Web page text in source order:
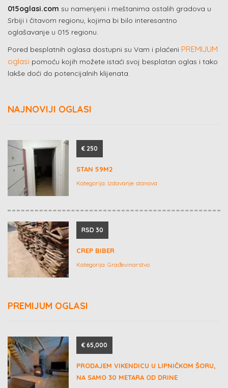
015oglasi.com su namenjeni i meštanima ostalih gradova u
Srbiji i čitavom regionu, kojima bi bilo interesantno
oglašavanje u 015 regionu.
Pored besplatnih oglasa dostupni su Vam i plaćeni PREMIJUM
oglasi pomoću kojih možete istaći svoj besplatan oglas i tako
lakše doći do potencijalnih klijenata.
NAJNOVIJI OGLASI
€ 250
STAN 59M2
Kategorija: Izdavanje stanova
RSD 30
CREP BIBER
Kategorija: Građevinarstvo
PREMIJUM OGLASI
€ 65,000
PRODAJEM VIKENDICU U LIPNIČKOM ŠORU,
NA SAMO 30 METARA OD DRINE